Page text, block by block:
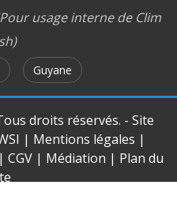
usage interne de Clim
Guyane
droits réservés. - Site
| Mentions légales |
| CGV| Médiation | Plan du